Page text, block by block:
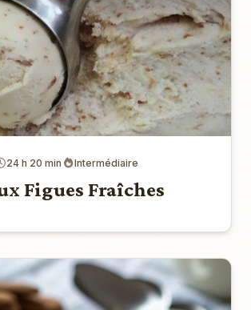
24 h 20 min Intermédiaire
Figues Fraîches